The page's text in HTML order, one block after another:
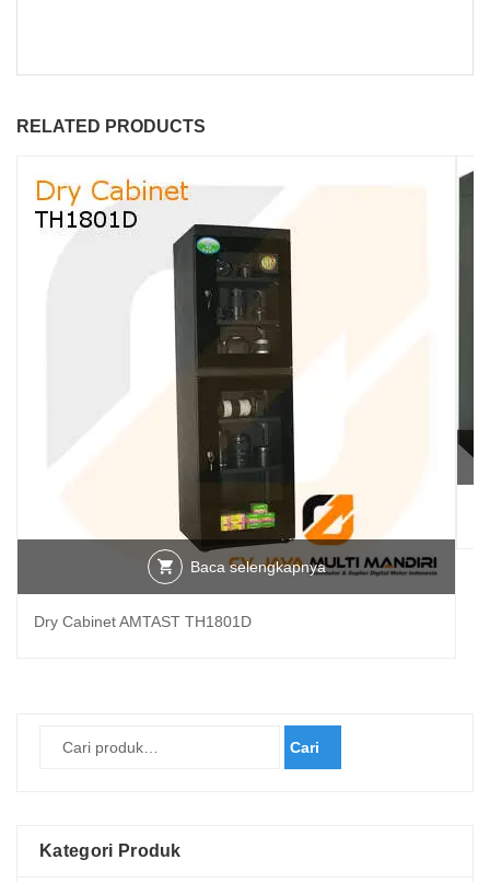
RELATED PRODUCTS
Baca selengkapnya
Dry Cabinet AMTAST TH1801D
Cari
Kategori Produk